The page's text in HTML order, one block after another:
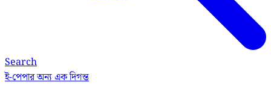
Search
ই-পেপারঅন্য এক দিগন্ত